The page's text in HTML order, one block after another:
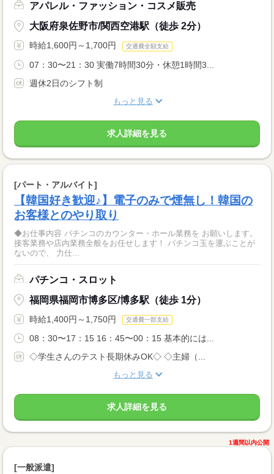
アパレル・ファッション・コスメ販売
大阪府泉佐野市/関西空港駅（徒歩 2分）
時給1,600円～1,700円 交通費全額支給
07：30〜21：30 実働7時間30分・休憩1時間3...
週休2日のシフト制
もっと見る
求人詳細を見る
[パート・アルバイト]
【韓国好き歓迎♪】電子のみで煙無し！韓国の
お客様とのやり取り
◆お仕事内容 パチンコのカウンター・ホール業務を お願いします。
接客業務や店内業務全般をお任せします！ パチンコ玉を運ぶことが
ないので、 力仕...
パチンコ・スロット
福岡県福岡市博多区/博多駅（徒歩 1分）
時給1,400円～1,750円 交通費一部支給
08：30〜17：15 16：45〜00：15 基本的には...
◇学生さんのテスト長期休みOK◇ ◇主婦（...
もっと見る
求人詳細を見る
1週間以内公開
[一般派遣]